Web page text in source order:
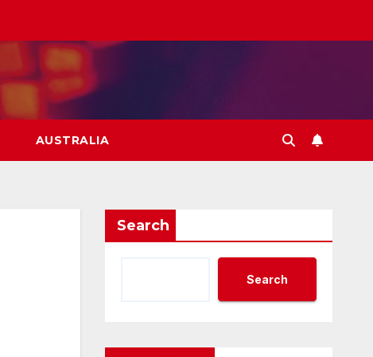
AUSTRALIA
Search
Search